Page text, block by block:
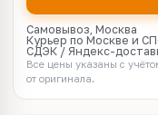
Самовывоз, Москва
Курьер по Москве и
СДЭК / Яндекс-
Все цены указаны с
от оригинала.